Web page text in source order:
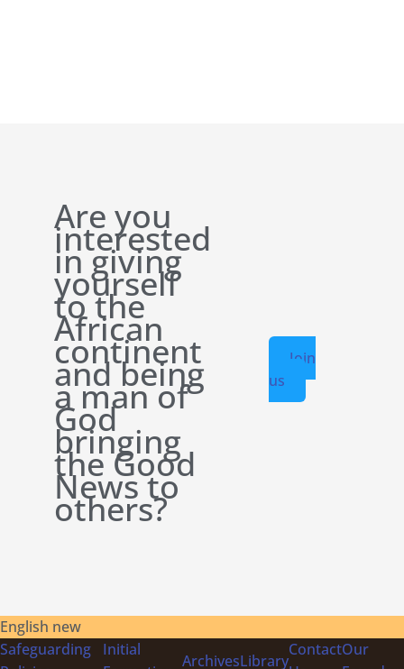
Are you
interested
in giving
yourself
to the
African
continent
and being
a man of
God
bringing
the Good
News to
others?
Join
us
English new
Safeguarding
Initial
ArchivesLibrary
ContactOur